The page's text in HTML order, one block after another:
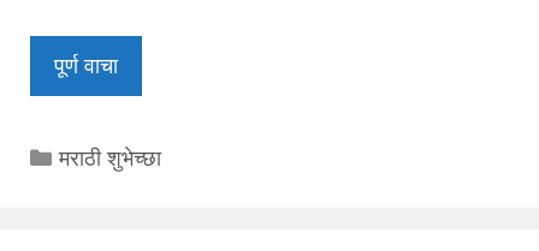
पूर्ण वाचा
Categories
मराठी शुभेच्छा